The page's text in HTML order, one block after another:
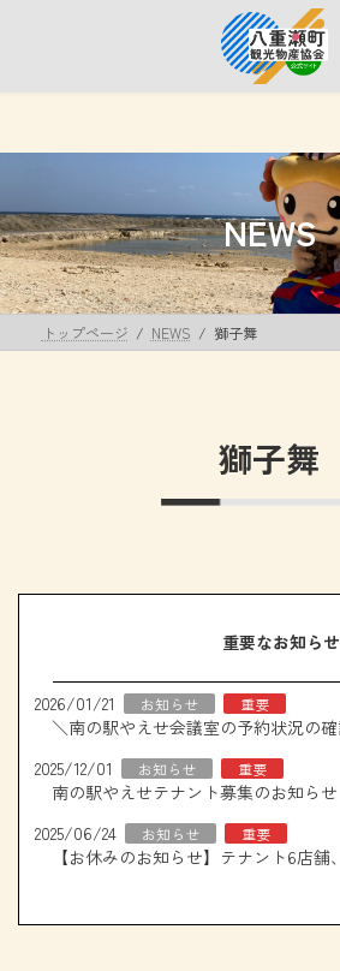
ス
プ
ン
動
NEWS
トップページ NEWS 獅子舞
獅子舞
重要なお知らせ
2026/01/21 お知らせ 重要
2025/12/01
お知らせ 重要
南の駅やえせテナント募集のお知らせ
2025/06/24
お知らせ 重要